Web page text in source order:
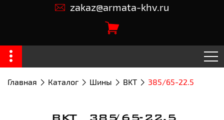
zakaz@armata-khv.ru
Главная Каталог Шины BKT 385/65-22.5
BKT 385/65-22.5